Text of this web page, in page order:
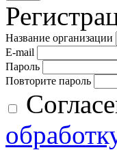
Название организации
E-mail
Пароль
Повторите пароль